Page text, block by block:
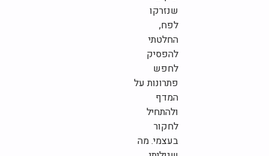
שנזרקו
לפח,
החלטתי
להפסיק
לחפש
פתרונות על
המדף
ולהתחיל
לחקור
בעצמי. מה